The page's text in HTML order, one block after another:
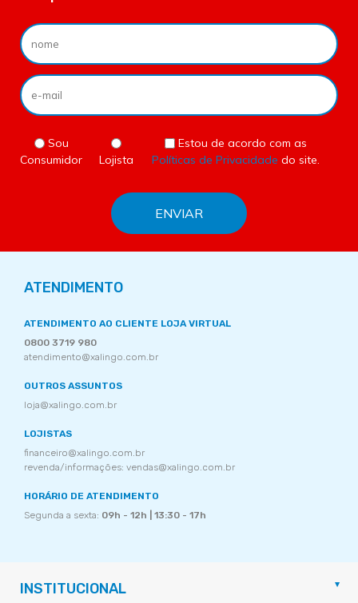
Sou
Consumidor
Lojista
Estou de acordo com as
Políticas de Privacidade do site.
ATENDIMENTO
ATENDIMENTO AO CLIENTE LOJA VIRTUAL
0800 3719 980
atendimento@xalingo.com.br
OUTROS ASSUNTOS
loja@xalingo.com.br
LOJISTAS
financeiro@xalingo.com.br
revenda/informações: vendas@xalingo.com.br
HORÁRIO DE ATENDIMENTO
Segunda a sexta: 09h - 12h | 13:30 - 17h
INSTITUCIONAL